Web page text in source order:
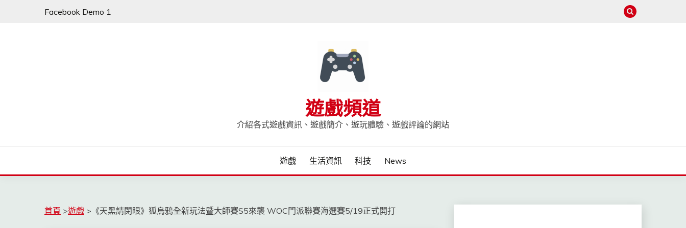
Facebook Demo 1
遊戲頻道
介紹各式遊戲資訊、遊戲簡介、遊玩體驗、遊戲評論的網站
遊戲 生活資訊 科技 News
首頁 >遊戲 > 《天黑請閉眼》狐烏鴉全新玩法暨大師賽S5來襲 WOC門派聯賽海選賽5/19正式開打